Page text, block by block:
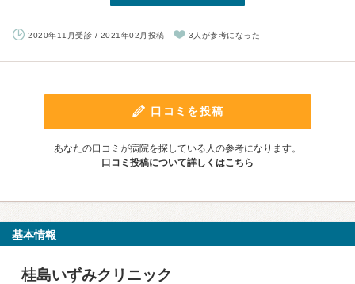
2020年11月受診 / 2021年02月投稿 3人が参考になった
口コミを投稿
あなたの口コミが病院を探している人の参考になります。
口コミ投稿について詳しくはこちら
基本情報
桂島いずみクリニック